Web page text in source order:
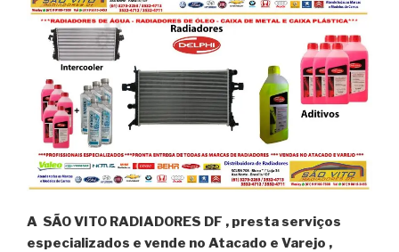
A SÃO VITO RADIADORES DF , presta serviços
especializados e vende no Atacado e Varejo ,